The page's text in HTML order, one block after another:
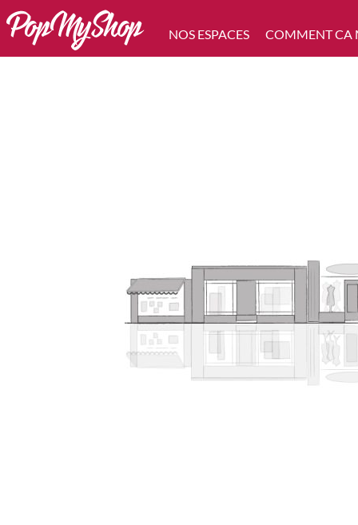
NOS ESPACES COMMENT CA